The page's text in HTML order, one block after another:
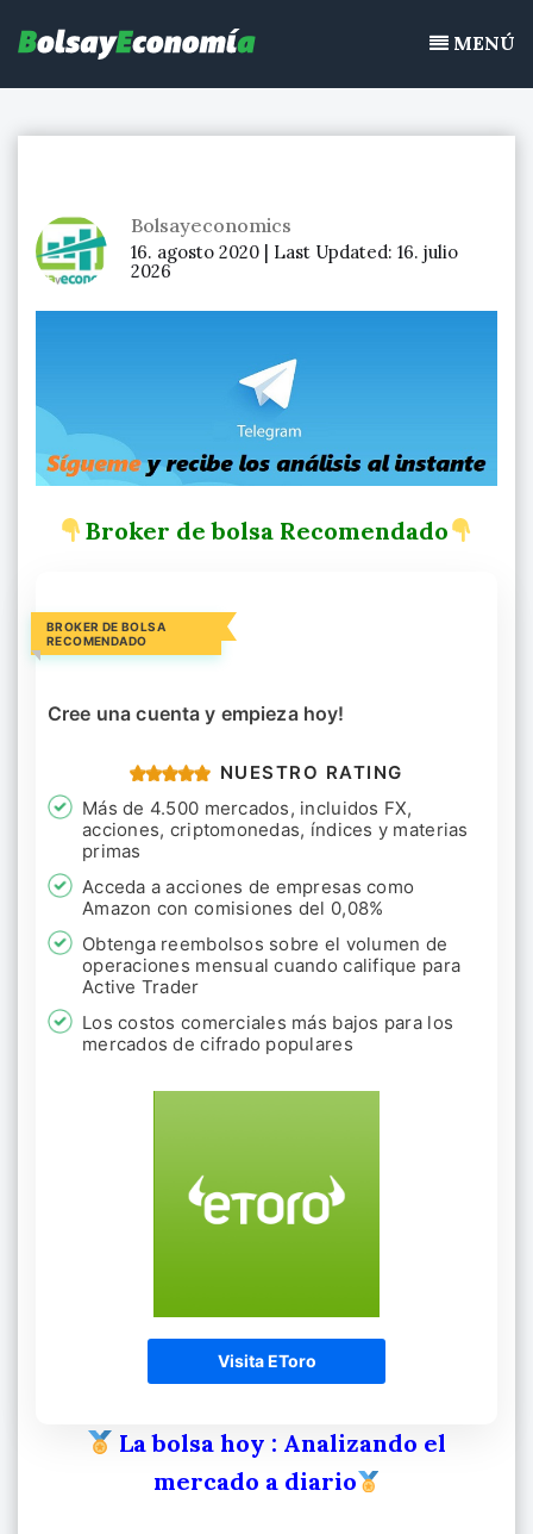
continuo, acciones de bolsa
contenidoMENÚ
Bolsayeconomics
16. agosto 2020 | Last Updated: 16. julio
2026
Broker de bolsa Recomendado
BROKER DE BOLSA
RECOMENDADO
Cree una cuenta y empieza hoy!
NUESTRO RATING
Más de 4.500 mercados, incluidos FX,
acciones, criptomonedas, índices y materias
primas
Acceda a acciones de empresas como
Amazon con comisiones del 0,08%
Obtenga reembolsos sobre el volumen de
operaciones mensual cuando califique para
Active Trader
Los costos comerciales más bajos para los
mercados de cifrado populares
Visita EToro
La bolsa hoy : Analizando el
mercado a diario